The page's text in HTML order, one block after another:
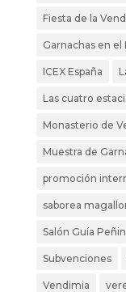
Fiesta de la
Garnachas en el
ICEX España
Las cuatro
Monasterio de
Muestra de
promoción
saborea
Salón Guía Peñin
Subvenciones
Vendimia